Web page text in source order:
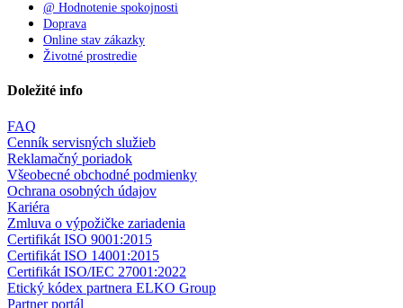
@ Hodnotenie spokojnosti
Doprava
Online stav zákazky
Životné prostredie
Doležité info
FAQ
Cenník servisných služieb
Reklamačný poriadok
Všeobecné obchodné podmienky
Ochrana osobných údajov
Kariéra
Zmluva o výpožičke zariadenia
Certifikát ISO 9001:2015
Certifikát ISO 14001:2015
Certifikát ISO/IEC 27001:2022
Etický kódex partnera ELKO Group
Partner portál